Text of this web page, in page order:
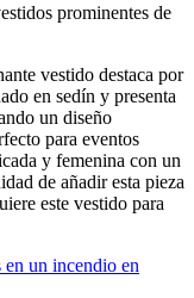
prominentes de
vestido destaca por
en sedín y presenta
un diseño
para eventos
y femenina con un
de añadir esta pieza
este vestido para
en un incendio en